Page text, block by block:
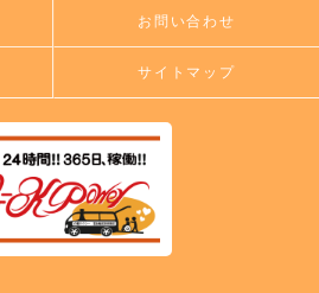
お問い合わせ
サイトマップ